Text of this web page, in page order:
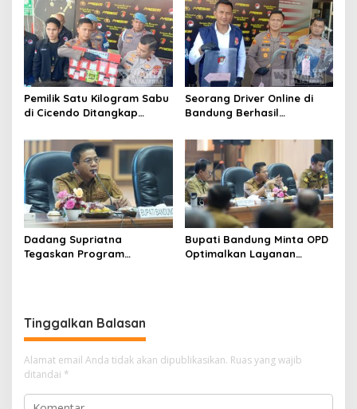
Pemilik Satu Kilogram Sabu
di Cicendo Ditangkap
Seorang Driver Online di
Bandung Berhasil
Pelaku Pencurian
Dadang Supriatna
Tegaskan Program
Bupati Bandung Minta OPD
Optimalkan Layanan
Tinggalkan Balasan
Alamat email Anda tidak akan dipublikasikan. Ruas yang wajib
ditandai *